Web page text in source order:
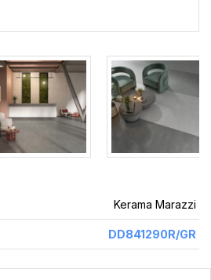
Kerama Marazzi
DD841290R/GR